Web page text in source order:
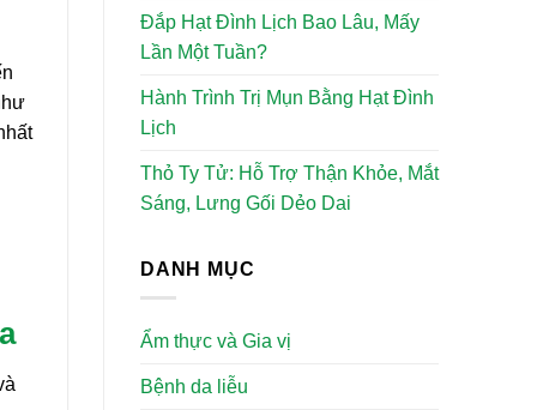
Đắp Hạt Đình Lịch Bao Lâu, Mấy
Lần Một Tuần?
Hành Trình Trị Mụn Bằng Hạt Đình
Lịch
Thỏ Ty Tử: Hỗ Trợ Thận Khỏe, Mắt
Sáng, Lưng Gối Dẻo Dai
DANH MỤC
Ẩm thực và Gia vị
Bệnh da liễu